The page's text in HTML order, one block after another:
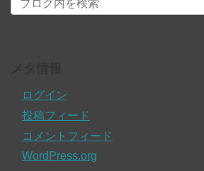
ログイン
投稿フィード
コメントフィード
WordPress.org